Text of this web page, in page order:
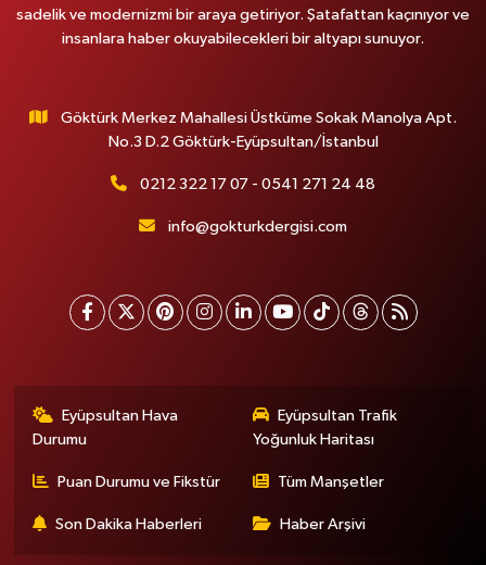
sadelik ve modernizmi bir araya getiriyor. Şatafattan kaçınıyor ve
insanlara haber okuyabilecekleri bir altyapı sunuyor.
Göktürk Merkez Mahallesi Üstküme Sokak Manolya Apt.
No.3 D.2 Göktürk-Eyüpsultan/İstanbul
0212 322 17 07 - 0541 271 24 48
info@gokturkdergisi.com
Eyüpsultan Hava
Durumu
Eyüpsultan Trafik
Yoğunluk Haritası
Puan Durumu ve Fikstür Tüm Manşetler
Son Dakika Haberleri Haber Arşivi